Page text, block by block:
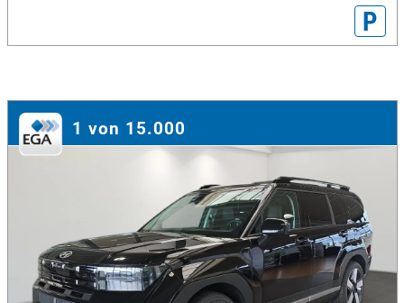
P
1 von 15.000